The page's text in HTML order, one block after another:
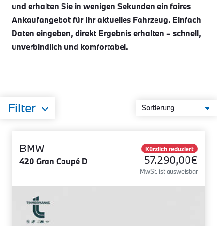
und erhalten Sie in wenigen Sekunden ein faires
Ankaufangebot für Ihr aktuelles Fahrzeug. Einfach
Daten eingeben, direkt Ergebnis erhalten – schnell,
unverbindlich und komfortabel.
Filter
BMW
420 Gran Coupé D
Kürzlich reduziert
57.290,00€
MwSt. ist ausweisbar